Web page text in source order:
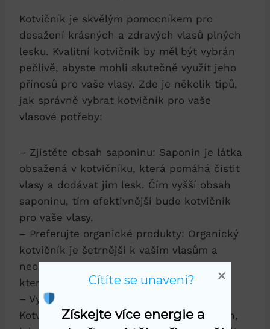
Kotvičník je skvělým pomocníkem pro
dosažení krásných a zdravých vlasů plných
lesku. Kvalitní kotvičník by měl být vybrán
pečlivě, abyste mohli skutečně využít jeho
přínosů pro vaše vlasy. Zde je několik tipů,
jak správně vybrat kotvičník pro vaše
vlasové potřeby:
– Zjistěte obsah saponinu: Saponin je látka
obsažená v kotvičníku, která pomáhá čistit
vlasy a dodávat jim lesk. Čím vyšší obsah
saponinu, tím efektivnější bude kotvičník
pro vaše vlasy.
– Preferujte organické produkty: Organický
kotvičník je šetrnější k vašim vlasům a
neobsahuje žádné agresivní chemikálie,
které by mohly poškozovat vaši hřívu.
– Vyberte formu podle vašich preferencí:
Kotvičník se dá sehnat v různých formách,
Získejte více energie a
Cítíte se unaveni?